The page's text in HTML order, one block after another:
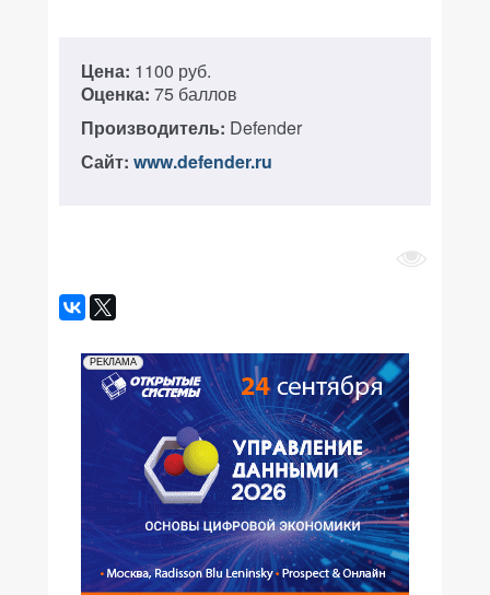
Цена: 1100 руб.
Оценка: 75 баллов
Производитель: Defender
Сайт: www.defender.ru
РЕКЛАМА